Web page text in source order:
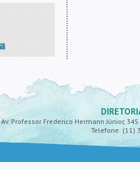
Av. Professor Frederico Hermann Júnior,
Telefone: (11)